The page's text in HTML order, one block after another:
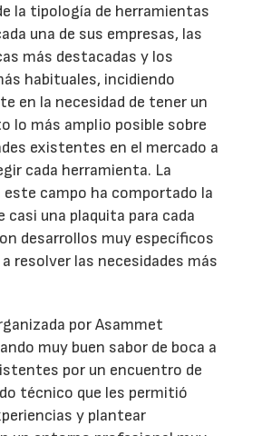
la tipología de herramientas
una de sus empresas, las
más destacadas y los
habituales, incidiendo
en la necesidad de tener un
lo más amplio posible sobre
existentes en el mercado a
cada herramienta. La
este campo ha comportado la
casi una plaquita para cada
desarrollos muy específicos
resolver las necesidades más
por Asammet
muy buen sabor de boca a
por un encuentro de
técnico que les permitió
y plantear